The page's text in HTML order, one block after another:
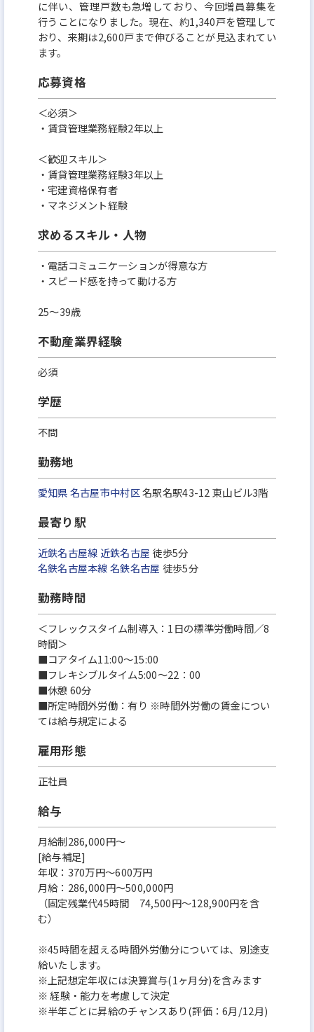
に伴い、管理戸数も急増しており、今回増員募集を
行うことになりました。現在、約1,340戸を管理して
おり、来期は2,600戸まで伸びることが見込まれてい
ます。
応募資格
＜必須＞
・賃貸管理業務経験2年以上
＜歓迎スキル＞
・賃貸管理業務経験3年以上
・宅建資格保有者
・マネジメント経験
求めるスキル・人物
・電話コミュニケーションが得意な方
・スピード感を持って動ける方
25～39歳
不動産業界経験
必須
学歴
不問
勤務地
愛知県名古屋市中村区名駅名駅43-12 東山ビル3階
最寄り駅
近鉄名古屋線 近鉄名古屋 徒歩5分
名鉄名古屋本線名鉄名古屋 徒歩5分
勤務時間
＜フレックスタイム制導入：1日の標準労働時間／8
時間＞
■コアタイム11:00～15:00
■フレキシブルタイム5:00～22：00
■休憩 60分
■所定時間外労働：有り ※時間外労働の賃金につい
ては給与規定による
雇用形態
正社員
給与
月給制286,000円～
[給与補足]
年収：370万円～600万円
月給：286,000円〜500,000円
（固定残業代45時間 74,500円〜128,900円を含
む）
※45時間を超える時間外労働分については、別途支
給いたします。
※上記想定年収には決算賞与(1ヶ月分)を含みます
※ 経験・能力を考慮して決定
※半年ごとに昇給のチャンスあり(評価：6月/12月)